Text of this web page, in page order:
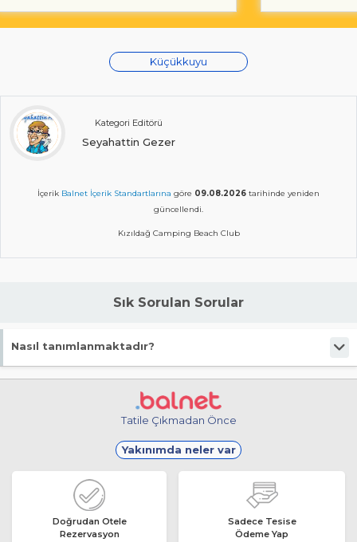
Küçükkuyu
Kategori Editörü
Seyahattin Gezer
İçerik Balnet İçerik Standartlarına göre 09.08.2026 tarihinde yeniden
güncellendi.
Kızıldağ Camping Beach Club
Sık Sorulan Sorular
Nasıl tanımlanmaktadır?
Tesis Kamp Yeri statüsündedir.
Tatile Çıkmadan Önce
Yakınımda neler var
Doğrudan Otele
Rezervasyon
Sadece Tesise
Ödeme Yap